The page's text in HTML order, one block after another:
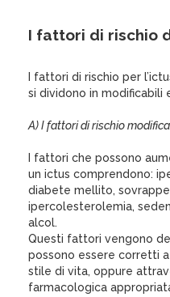
I fattori di rischio
I fattori di rischio per
si dividono in modificabili
A) I fattori di rischio
I fattori che possono
un ictus comprendono:
diabete mellito,
ipercolesterolemia,
alcol.
Questi fattori vengono
possono essere corretti
stile di vita, oppure
farmacologica